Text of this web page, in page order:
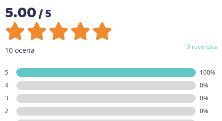
5.00/ 5
10 ocena 3 recenzija
5
100%
4
0%
3
0%
2
0%